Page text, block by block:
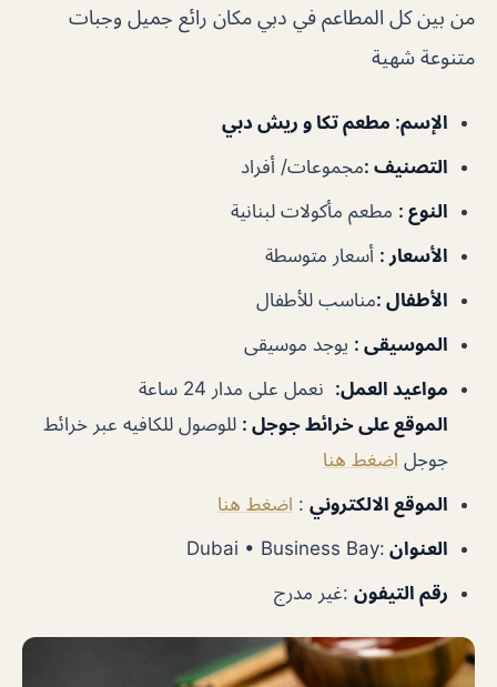
من بين كل المطاعم في دبي مكان رائع جميل وجبات
متنوعة شهية
الإسم: مطعم تكا و ريش دبي
التصنيف :مجموعات/ أفراد
النوع : مطعم مأكولات لبنانية
الأسعار : أسعار متوسطة
الأطفال :مناسب للأطفال
الموسيقى : يوجد موسيقى
مواعيد العمل: نعمل على مدار 24 ساعة
الموقع على خرائط جوجل : للوصول للكافيه عبر خرائط
جوجل اضغط هنا
الموقع الالكتروني : اضغط هنا
العنوان :Dubai • Business Bay
رقم التيفون :غير مدرج